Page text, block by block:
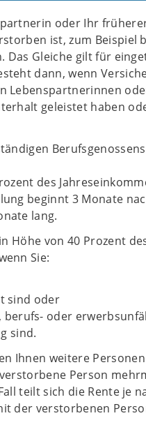
oder Ihr
ist, zum Beispiel
Das Gleiche gilt für
dann, wenn
Lebenspartnerinnen
geleistet haben
des
beginnt 3 Monate
lang.
Höhe von 40 Prozent
Sie:
sind oder
oder
sind.
Ihnen weitere
Person
teilt sich die Rente je
der verstorbenen